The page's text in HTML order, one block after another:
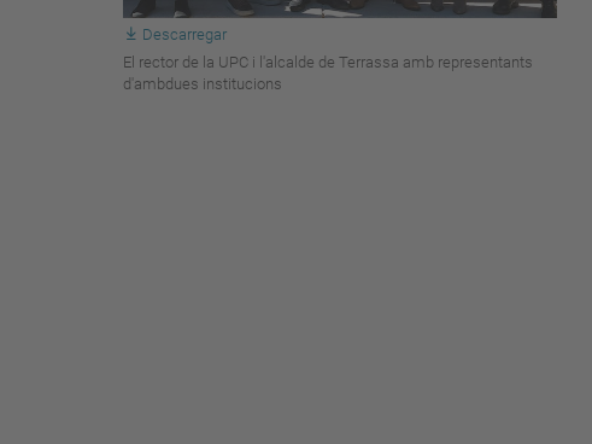
Descarregar
El rector de la UPC i l'alcalde de Terrassa amb representants
d'ambdues institucions